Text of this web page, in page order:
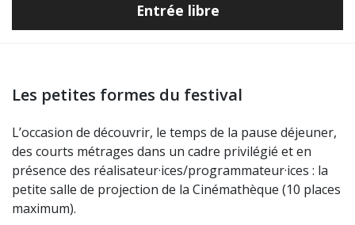
Entrée libre
Les petites formes du festival
L’occasion de découvrir, le temps de la pause déjeuner,
des courts métrages dans un cadre privilégié et en
présence des réalisateur·ices/programmateur·ices : la
petite salle de projection de la Cinémathèque (10 places
maximum).